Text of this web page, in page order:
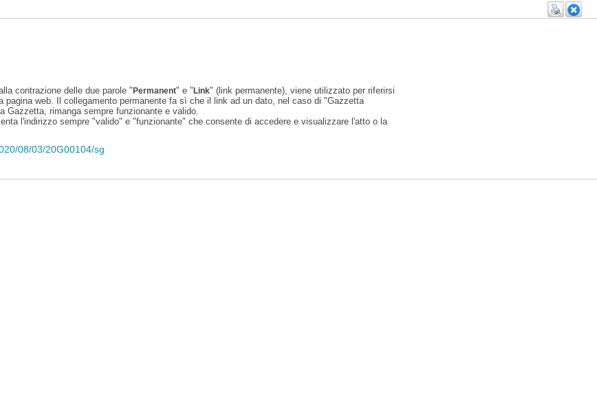
contrazione delle due parole "Permanent" e "Link" (link permanente), viene utilizzato per riferirsi
pagina web. Il collegamento permanente fa sì che il link ad un dato, nel caso di "Gazzetta
Gazzetta, rimanga sempre funzionante e valido.
l'indirizzo sempre "valido" e "funzionante" che consente di accedere e visualizzare l'atto o la
08/03/20G00104/sg